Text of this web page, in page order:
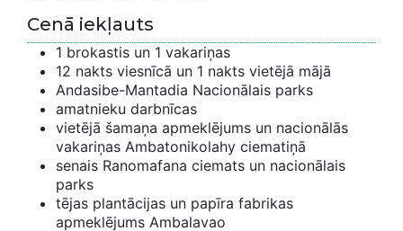
Cenā iekļauts
1 brokastis un 1 vakariņas
12 nakts viesnīcā un 1 nakts vietējā mājā
Andasibe-Mantadia Nacionālais parks
amatnieku darbnīcas
vietējā šamaņa apmeklējums un nacionālās
vakariņas Ambatonikolahy ciematiņā
senais Ranomafana ciemats un nacionālais
parks
tējas plantācijas un papīra fabrikas
apmeklējums Ambalavao